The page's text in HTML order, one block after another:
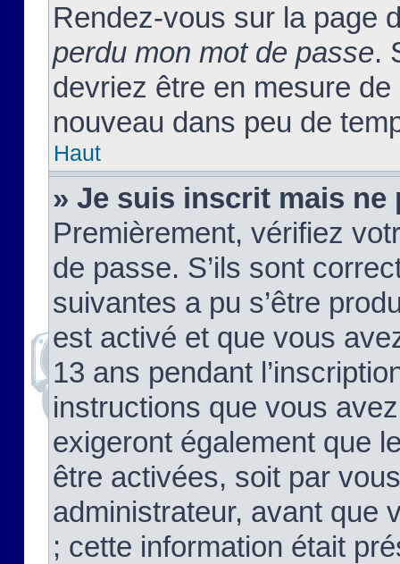
Rendez-vous sur la page
perdu mon mot de passe.
devriez être en mesure
nouveau dans peu de
Haut
» Je suis inscrit mais ne
Premièrement, vérifiez
de passe. S’ils sont
suivantes a pu s’être
est activé et que vous
13 ans pendant
instructions que vous
exigeront également que
être activées, soit par
administrateur, avant que
; cette information était